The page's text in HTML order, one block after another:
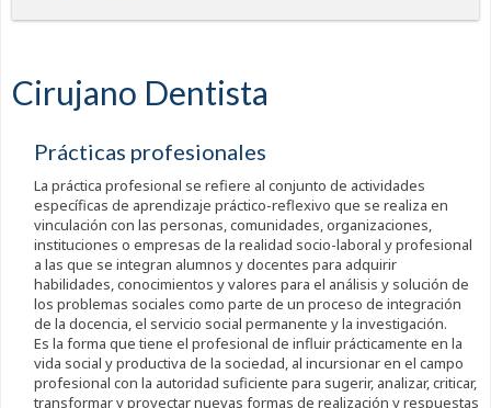
Cirujano Dentista
Prácticas profesionales
La práctica profesional se refiere al conjunto de actividades
específicas de aprendizaje práctico-reflexivo que se realiza en
vinculación con las personas, comunidades, organizaciones,
instituciones o empresas de la realidad socio-laboral y profesional
a las que se integran alumnos y docentes para adquirir
habilidades, conocimientos y valores para el análisis y solución de
los problemas sociales como parte de un proceso de integración
de la docencia, el servicio social permanente y la investigación.
Es la forma que tiene el profesional de influir prácticamente en la
vida social y productiva de la sociedad, al incursionar en el campo
profesional con la autoridad suficiente para sugerir, analizar, criticar,
transformar y proyectar nuevas formas de realización y respuestas